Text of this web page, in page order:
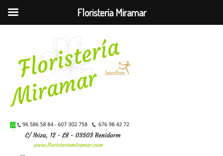
contenido
Floristería Miramar